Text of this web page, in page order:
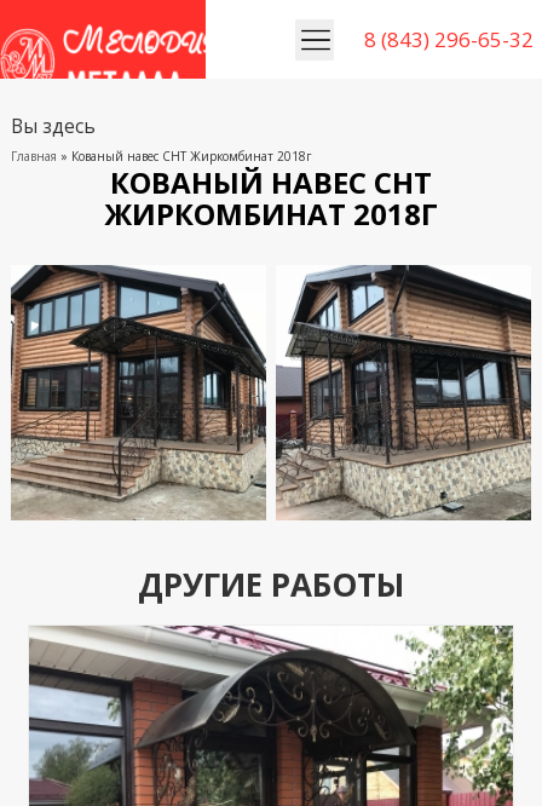
8 (843) 296-65-32
Вы здесь
Главная » Кованый навес СНТ Жиркомбинат 2018г
КОВАНЫЙ НАВЕС СНТ
ЖИРКОМБИНАТ 2018Г
ДРУГИЕ РАБОТЫ